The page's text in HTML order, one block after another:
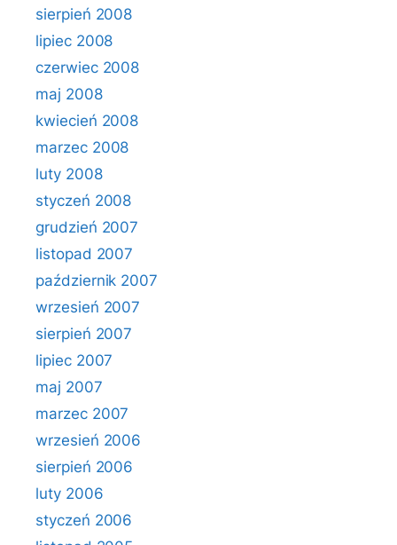
sierpień 2008
lipiec 2008
czerwiec 2008
maj 2008
kwiecień 2008
marzec 2008
luty 2008
styczeń 2008
grudzień 2007
listopad 2007
październik 2007
wrzesień 2007
sierpień 2007
lipiec 2007
maj 2007
marzec 2007
wrzesień 2006
sierpień 2006
luty 2006
styczeń 2006